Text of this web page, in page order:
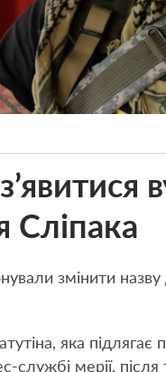
Сліпака
змінити
яка підлягає
службі мерії, після